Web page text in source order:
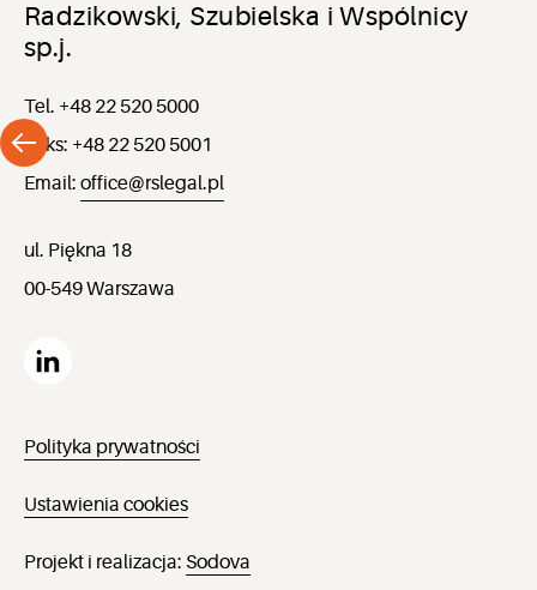
Radzikowski, Szubielska i Wspólnicy
sp.j.
Tel. +48 22 520 5000
Faks: +48 22 520 5001
Email: office@rslegal.pl
ul. Piękna 18
00-549 Warszawa
Polityka prywatności
Ustawienia cookies
Projekt i realizacja: Sodova